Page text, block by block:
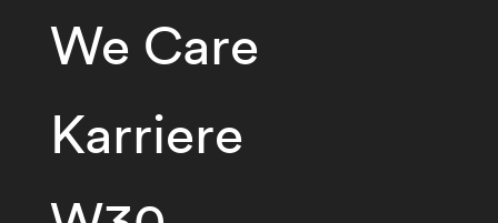
We Care
Karriere